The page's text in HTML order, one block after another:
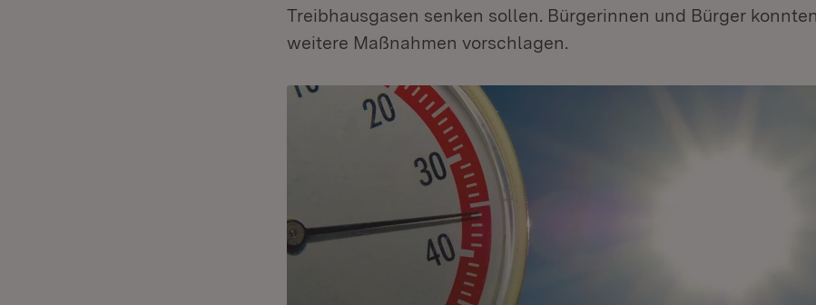
Treibhausgasen senken sollen. Bürgerinnen und Bürger
weitere Maßnahmen vorschlagen.